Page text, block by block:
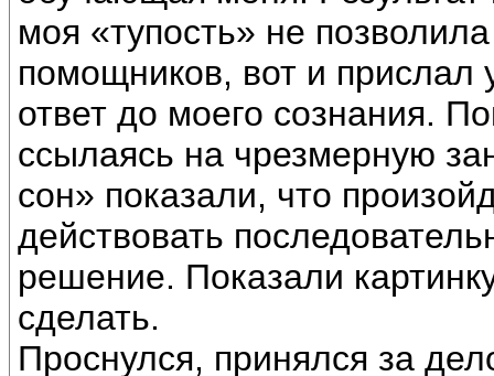
моя «тупость» не
помощников, вот и прислал
ответ до моего сознания.
ссылаясь на чрезмерную
сон» показали, что
действовать
решение. Показали
сделать.
Проснулся, принялся за